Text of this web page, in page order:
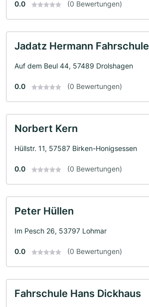
0.0 (0 Bewertungen)
Jadatz Hermann Fahrschule
Auf dem Beul 44, 57489 Drolshagen
0.0 (0 Bewertungen)
Norbert Kern
Hüllstr. 11, 57587 Birken-Honigsessen
0.0 (0 Bewertungen)
Peter Hüllen
Im Pesch 26, 53797 Lohmar
0.0 (0 Bewertungen)
Fahrschule Hans Dickhaus